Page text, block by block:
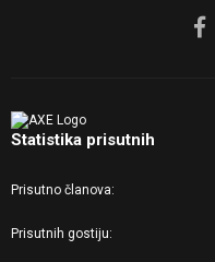
Statistika prisutnih
Prisutno članova
Prisutnih gostiju